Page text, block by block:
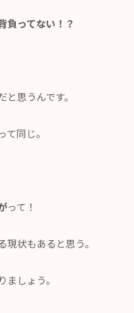
負ってない！？
思うんです。
同じ。
って！
現状もあると思う。
ましょう。